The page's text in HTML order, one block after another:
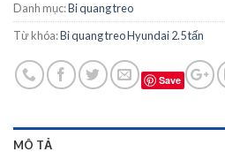
Danh mục:Bi quang treo
Từ khóa:Bi quang treo Hyundai 2.5 tấn
Save
MÔ TẢ